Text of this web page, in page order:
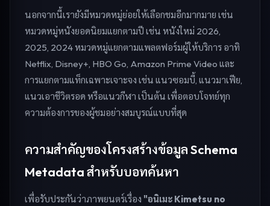
นอกจากนี้เรายังมีหมวดหมู่ย่อยให้เลือกชมอีกมากมาย เช่น
หมวดหมู่หนังยอดนิยมแยกตามปี เช่น หนังใหม่ 2026,
2025, 2024 หมวดหมู่แยกตามแพลตฟอร์มผู้ให้บริการ อาทิ
Netflix, Disney+, HBO Go, Amazon Prime Video และ
การแยกตามแท็กเฉพาะเจาะจง เช่น แนวซอมบี้, แนวมาเฟีย,
แนวเอาชีวิตรอด หรือแนวกีฬา เป็นต้น เพื่อตอบโจทย์ทุก
ความต้องการของผู้ชมอย่างสมบูรณ์แบบที่สุด
ความสำคัญของโครงสร้างข้อมูล Schema
Metadata สำหรับบอทค้นหา
เพื่อรับประกันว่าภาพยนตร์เรื่อง "อนิเมะ Kimetsu no